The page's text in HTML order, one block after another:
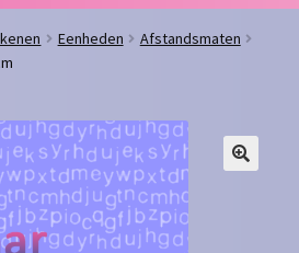
Eenheden
Afstandsmaten